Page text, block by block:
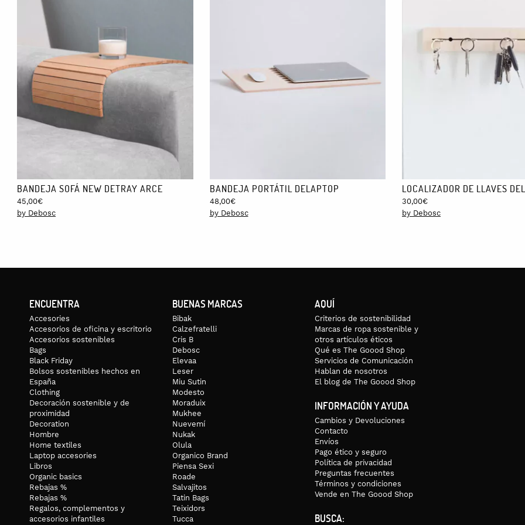
Las 4 piezas te llegarán envueltas en papel de seda dentro de una caja de cartón de 34 x 6 x 3 cm.
BANDEJA SOFÁ NEW DETRAY ARCE
45,00€
by Debosc
BANDEJA PORTÁTIL DELAPTOP
48,00€
by Debosc
LOCALIZADOR DE LLAVES
30,00€
by Debosc
ENCUENTRA
Accesories
Accesorios de oficina y escritorio
Accesorios sostenibles
Bags
Black Friday
Bolsos sostenibles hechos en
España
Clothing
Decoración sostenible y de
proximidad
Decoration
Hombre
Home textiles
Laptop accesories
Libros
Organic basics
Rebajas %
Rebajas %
Regalos, complementos y
accesorios infantiles
BUENAS MARCAS
Bibak
Calzefratelli
Cris B
Debosc
Elevaa
Leser
Miu Sutin
Modesto
Moraduix
Mukhee
Nuevemí
Nukak
Olula
Organico Brand
Piensa Sexi
Roade
Salvajitos
Tatin Bags
Teixidors
Tucca
AQUÍ
Criterios de sostenibilidad
Marcas de ropa sostenible y
otros artículos éticos
Qué es The Goood Shop
Servicios de Comunicación
Hablan de nosotros
El blog de The Goood Shop
INFORMACIÓN Y AYUDA
Cambios y Devoluciones
Contacto
Envíos
Pago ético y seguro
Política de privacidad
Preguntas frecuentes
Términos y condiciones
Vende en The Goood Shop
BUSCA: